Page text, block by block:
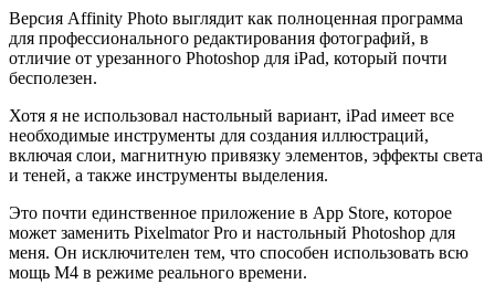
Версия Affinity Photo выглядит как полноценная программа
для профессионального редактирования фотографий, в
отличие от урезанного Photoshop для iPad, который почти
бесполезен.
Хотя я не использовал настольный вариант, iPad имеет все
необходимые инструменты для создания иллюстраций,
включая слои, магнитную привязку элементов, эффекты света
и теней, а также инструменты выделения.
Это почти единственное приложение в App Store, которое
может заменить Pixelmator Pro и настольный Photoshop для
меня. Он исключителен тем, что способен использовать всю
мощь М4 в режиме реального времени.